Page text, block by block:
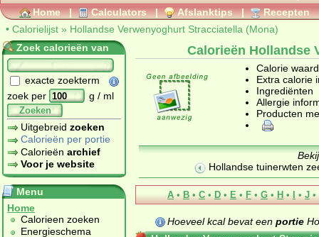
Home | Calculators | Afslanktips | Recepten
• Calorielijst » Hollandse Verwenyoghurt Stracciatella (Mona)
Zoek calorieën van
exacte zoekterm
zoek per
g / ml
Zoeken
Uitgebreid zoeken
Calorieën per portie
Calorieën archief
Voor je website
Menu
Home
Calorieen zoeken
Energieschema
Calorieën Hollandse
Calorie
Extra calorie
Ingrediënten
Allergie
Producten
Hollandse tuinerwten
A • B • C • D • E • F • G • H • I • J •
Hoeveel kcal bevat een portie